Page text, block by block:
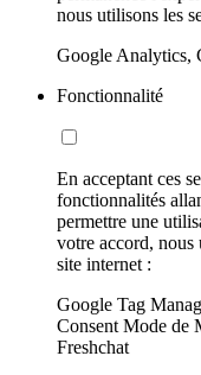
nous utilisons les
Google Analytics,
Fonctionnalité
En acceptant ces
fonctionnalités
permettre une
votre accord, nous
site internet :
Google Tag
Consent Mode de
Freshchat